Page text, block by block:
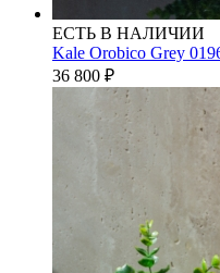
ЕСТЬ В НАЛИЧИИ
Kale Orobico Grey
36 800 ₽